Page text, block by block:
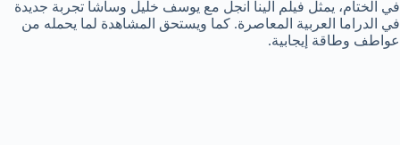
في الختام، يمثل فيلم الينا انجل مع يوسف خليل وساشا تجربة جديدة
في الدراما العربية المعاصرة. كما ويستحق المشاهدة لما يحمله من
عواطف وطاقة إيجابية.